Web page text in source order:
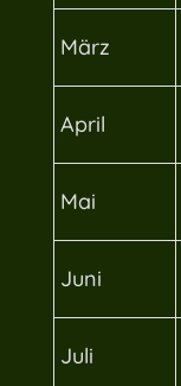
März
April
Mai
Juni
Juli